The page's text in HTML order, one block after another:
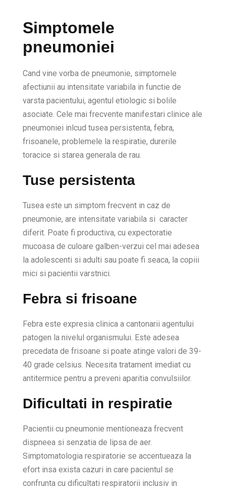
Simptomele
pneumoniei
Cand vine vorba de pneumonie, simptomele
afectiunii au intensitate variabila in functie de
varsta pacientului, agentul etiologic si bolile
asociate. Cele mai frecvente manifestari clinice ale
pneumoniei inlcud tusea persistenta, febra,
frisoanele, problemele la respiratie, durerile
toracice si starea generala de rau.
Tuse persistenta
Tusea este un simptom frecvent in caz de
pneumonie, are intensitate variabila si caracter
diferit. Poate fi productiva, cu expectoratie
mucoasa de culoare galben-verzui cel mai adesea
la adolescenti si adulti sau poate fi seaca, la copiii
mici si pacientii varstnici.
Febra si frisoane
Febra este expresia clinica a cantonarii agentului
patogen la nivelul organismului. Este adesea
precedata de frisoane si poate atinge valori de 39-
40 grade celsius. Necesita tratament imediat cu
antitermice pentru a preveni aparitia convulsiilor.
Dificultati in respiratie
Pacientii cu pneumonie mentioneaza frecvent
dispneea si senzatia de lipsa de aer.
Simptomatologia respiratorie se accentueaza la
efort insa exista cazuri in care pacientul se
confrunta cu dificultati respiratorii inclusiv in